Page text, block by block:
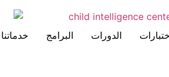
خدماتنا البرامج الدورات